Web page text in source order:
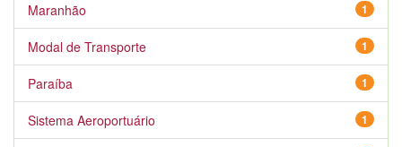
1
Maranhão
1
Modal de Transporte
1
Paraíba
1
Sistema Aeroportuário